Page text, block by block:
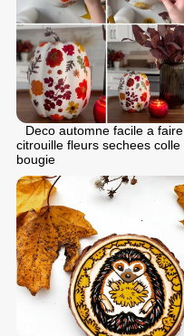
Deco automne facile a faire
citrouille fleurs sechees colle
bougie